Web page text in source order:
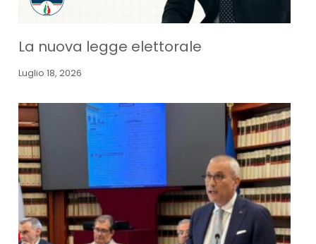
La nuova legge elettorale
Luglio 18, 2026